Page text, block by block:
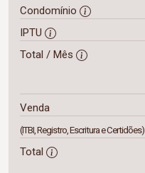
Condomínio
IPTU
Total / Mês
Venda
(ITBI, Registro, Escritura e Certidões)
Total